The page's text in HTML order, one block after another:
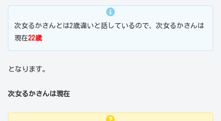
次女るかさんとは2歳違いと話しているので、次女るかさんは
現在22歳
となります。
次女るかさんは現在